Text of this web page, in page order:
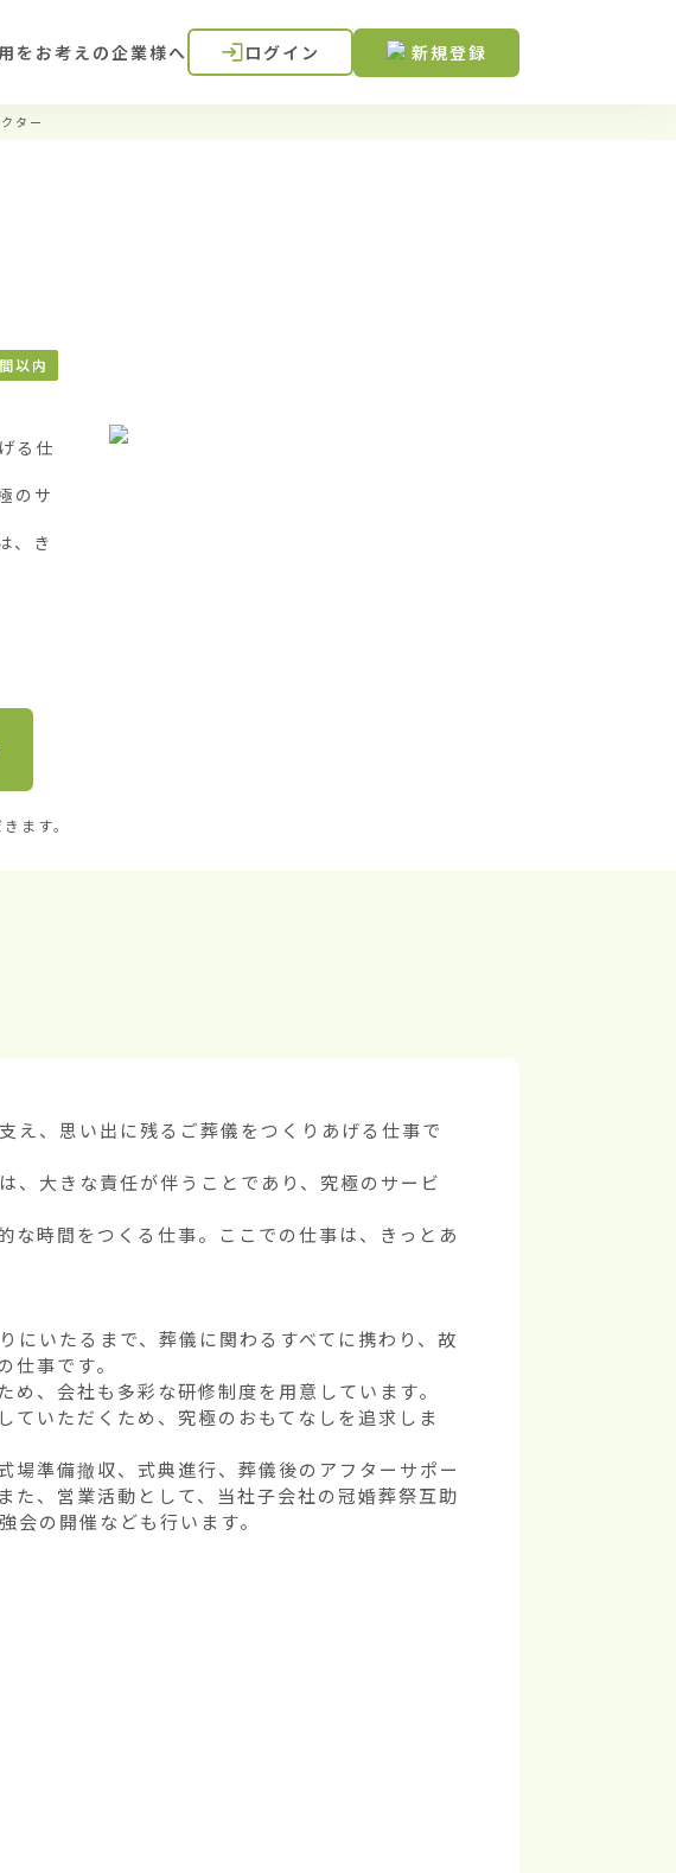
をお考えの企業様へ ログイン 新規登録
ター
以内
る仕
のサ
、き
ます。
え、思い出に残るご葬儀をつくりあげる仕事で
、大きな責任が伴うことであり、究極のサービ
な時間をつくる仕事。ここでの仕事は、きっとあ
にいたるまで、葬儀に関わるすべてに携わり、故
事です。
、会社も多彩な研修制度を用意しています。
ていただくため、究極のおもてなしを追求しま
準備撤収、式典進行、葬儀後のアフターサポー
た、営業活動として、当社子会社の冠婚葬祭互助
会の開催なども行います。